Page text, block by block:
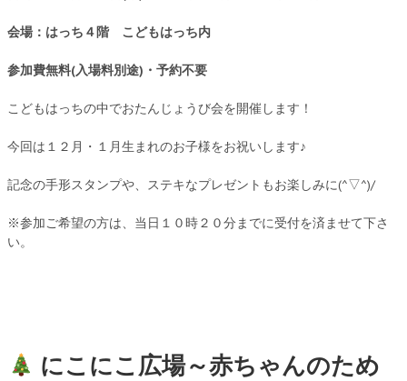
会場：はっち４階 こどもはっち内
参加費無料(入場料別途)・予約不要
こどもはっちの中でおたんじょうび会を開催します！
今回は１２月・１月生まれのお子様をお祝いします♪
記念の手形スタンプや、ステキなプレゼントもお楽しみに(^▽^)/
※参加ご希望の方は、当日１０時２０分までに受付を済ませて下さ
い。
にこにこ広場～赤ちゃんのため